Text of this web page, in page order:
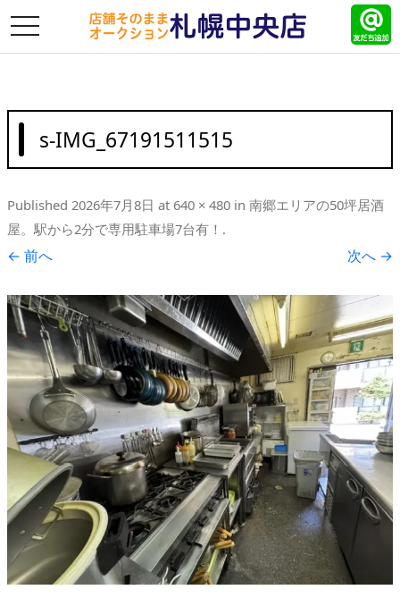
toggle
s-IMG_67191511515
Published 2026年7月8日 at 640 × 480 in 南郷エリアの50坪居酒
屋。駅から2分で専用駐車場7台有！ .
← 前へ 次へ →